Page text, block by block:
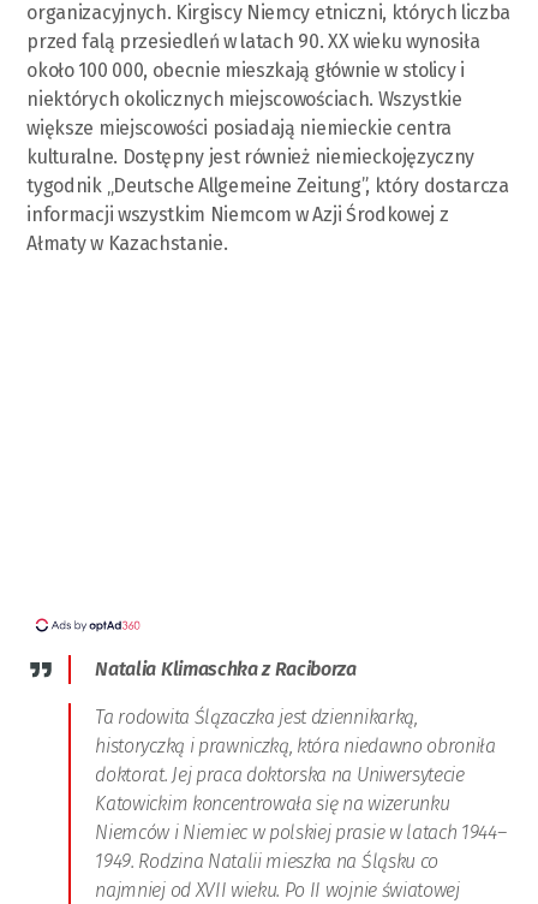
organizacyjnych. Kirgiscy Niemcy etniczni, których liczba
przed falą przesiedleń w latach 90. XX wieku wynosiła
około 100 000, obecnie mieszkają głównie w stolicy i
niektórych okolicznych miejscowościach. Wszystkie
większe miejscowości posiadają niemieckie centra
kulturalne. Dostępny jest również niemieckojęzyczny
tygodnik „Deutsche Allgemeine Zeitung”, który dostarcza
informacji wszystkim Niemcom w Azji Środkowej z
Ałmaty w Kazachstanie.
Natalia Klimaschka z Raciborza
Ta rodowita Ślązaczka jest dziennikarką,
historyczką i prawniczką, która niedawno obroniła
doktorat. Jej praca doktorska na Uniwersytecie
Katowickim koncentrowała się na wizerunku
Niemców i Niemiec w polskiej prasie w latach 1944–
1949. Rodzina Natalii mieszka na Śląsku co
najmniej od XVII wieku. Po II wojnie światowej